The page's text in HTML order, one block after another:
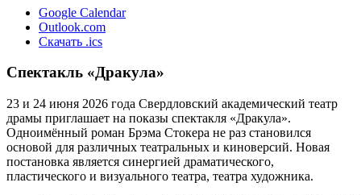
Google Calendar
Outlook.com
Скачать .ics
Спектакль «Дракула»
23 и 24 июня 2026 года Свердловский академический театр
драмы приглашает на показы спектакля «Дракула».
Одноимённый роман Брэма Стокера не раз становился
основой для различных театральных и киноверсий. Новая
постановка является синергией драматического,
пластического и визуального театра, театра художника.